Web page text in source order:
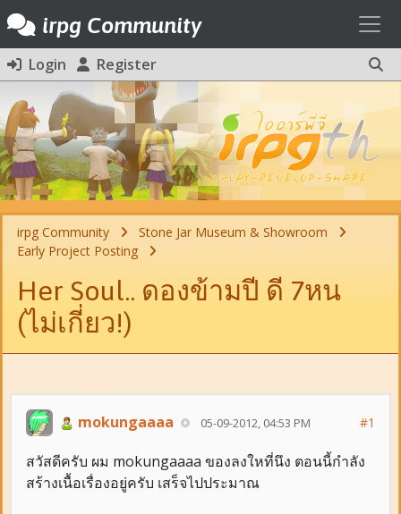
irpg Community
Login Register
irpg Community
Stone Jar Museum & Showroom
Early Project Posting
Her Soul.. ดองข้ามปี ดี 7หน
(ไม่เกี่ยว!)
mokungaaaa 05-09-2012, 04:53 PM #1
สวัสดีครับ ผม mokungaaaa ของลงใหที่นึง ตอนนี้กำลัง
สร้างเนื้อเรื่องอยู่ครับ เสร็จไปประมาณ